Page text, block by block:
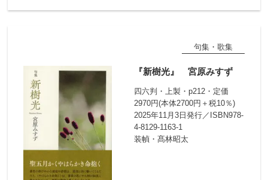
句集・歌集
『新樹光』 宮原みすず
四六判・上製・p212・定価
2970円(本体2700円＋税10％)
2025年11月3日発行／ISBN978-
4-8129-1163-1
装幀・髙林昭太